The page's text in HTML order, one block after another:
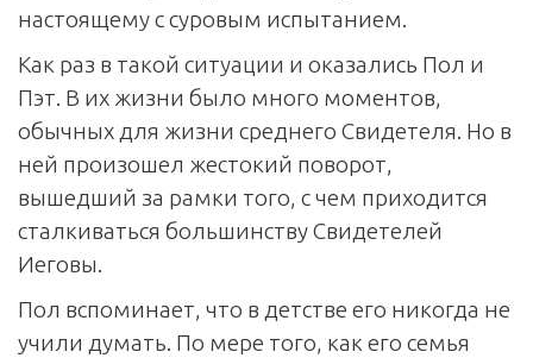
настоящему с суровым испытанием.
Как раз в такой ситуации и оказались Пол и
Пэт. В их жизни было много моментов,
обычных для жизни среднего Свидетеля. Но в
ней произошел жестокий поворот,
вышедший за рамки того, с чем приходится
сталкиваться большинству Свидетелей
Иеговы.
Пол вспоминает, что в детстве его никогда не
учили думать. По мере того, как его семья